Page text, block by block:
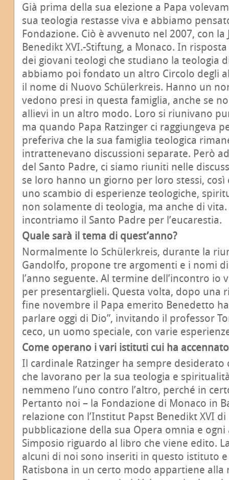
Già prima della sua elezione a Papa
sua teologia restasse viva e abbiamo
Fondazione. Ciò è avvenuto nel 2007, con la
Benedikt XVI.-Stiftung, a Monaco. In risposta
dei giovani teologi che studiano la teologia
abbiamo poi fondato un altro Circolo degli
il nome di Nuovo Schülerkreis. Hanno un
vedono presi in questa famiglia, anche se
allievi in un altro modo. Loro si riunivano
ma quando Papa Ratzinger ci raggiungeva
preferiva che la sua famiglia teologica
intrattenevano discussioni separate. Però
del Santo Padre, ci siamo riuniti nelle
se loro hanno un giorno per loro stessi, così
uno scambio di esperienze teologiche,
non solamente di teologia, ma anche di
incontriamo il Santo Padre per l’eucarestia.
Quale sarà il tema di quest’anno?
Normalmente lo Schülerkreis, durante la
Gandolfo, propone tre argomenti e i nomi
l’anno seguente. Al termine dell’incontro io
per presentarglieli. Questa volta, dopo una
fine novembre il Papa emerito Benedetto
parlare oggi di Dio”, invitando il professor
ceco, un uomo speciale, con varie
Come operano i vari istituti cui ha
Il cardinale Ratzinger ha sempre
che lavorano per la sua teologia e
nemmeno l’uno contro l’altro, perché in
Pertanto noi – la Fondazione di Monaco in
relazione con l’Institut Papst Benedikt XVI
pubblicazione della sua Opera omnia e
Simposio riguardo al libro che viene edito.
alcuni di noi sono inseriti in questo istituto
Ratisbona in un certo modo appartiene alla